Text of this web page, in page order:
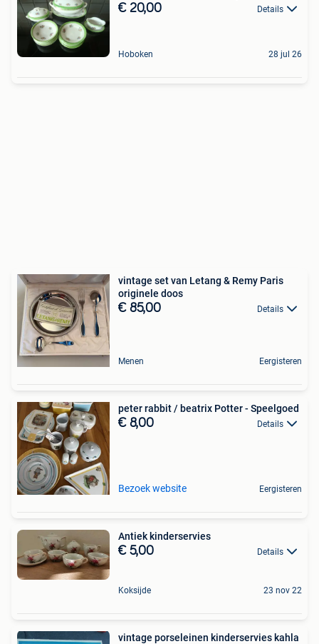
€ 20,00 Details
Hoboken 28 jul 26
vintage set van Letang & Remy Paris
originele doos
€ 85,00 Details
Menen Eergisteren
peter rabbit / beatrix Potter - Speelgoed
€ 8,00 Details
Bezoek website Eergisteren
Antiek kinderservies
€ 5,00 Details
Koksijde 23 nov 22
vintage porseleinen kinderservies kahla